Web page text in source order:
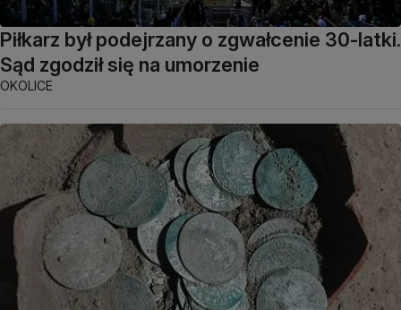
Piłkarz był podejrzany o zgwałcenie 30-latki.
Sąd zgodził się na umorzenie
OKOLICE